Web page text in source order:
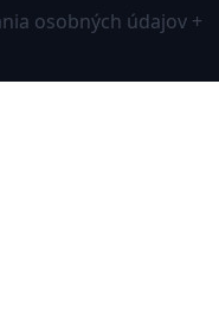
osobných údajov +